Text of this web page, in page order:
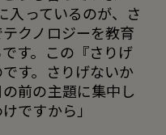
入っているのが、さ
クノロジーを教育
す。この『さりげ
す。さりげないか
前の主題に集中し
ですから」